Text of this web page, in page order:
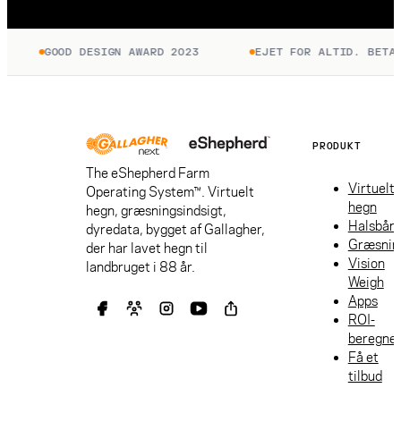
GOOD DESIGN AWARD 2023 EJET FOR ALTID. BETAL
The eShepherd Farm
Operating System™. Virtuelt
hegn, græsningsindsigt,
dyredata, bygget af Gallagher,
der har lavet hegn til
landbruget i 88 år.
PRODUKT
Virtuelt
hegn
Vision
Weigh
Apps
ROI-
beregner
Få et
tilbud